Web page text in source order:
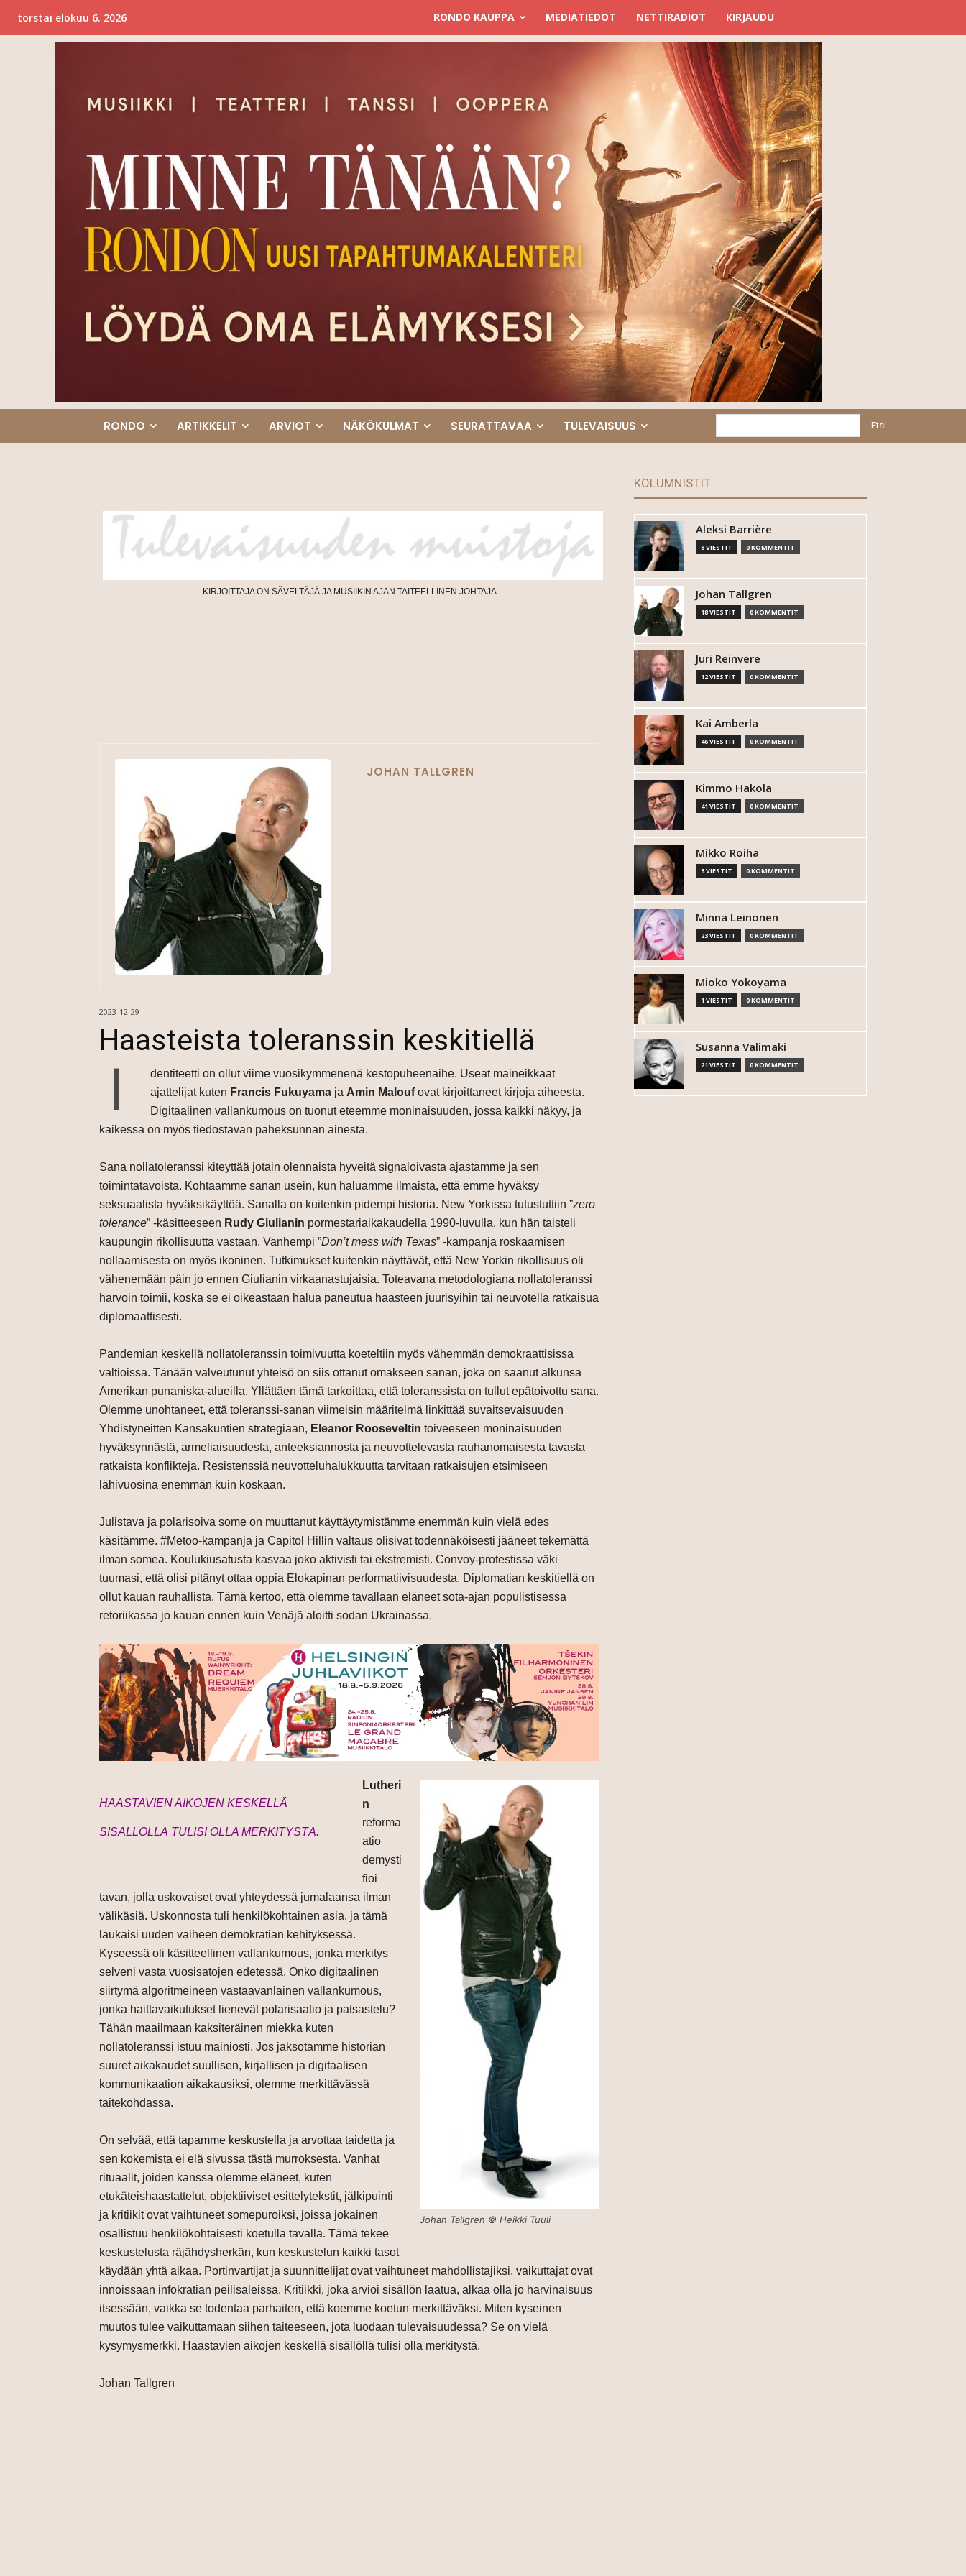
torstai elokuu 6. 2026 RONDO KAUPPA MEDIATIEDOT NETTIRADIOT KIRJAUDU
RONDO ARTIKKELIT ARVIOT NÄKÖKULMAT SEURATTAVAA TULEVAISUUS Etsi
KIRJOITTAJA ON SÄVELTÄJÄ JA MUSIIKIN AJAN TAITEELLINEN JOHTAJA
JOHAN TALLGREN
2023-12-29
Haasteista toleranssin keskitiellä
I
dentiteetti on ollut viime vuosikymmenenä kestopuheenaihe. Useat maineikkaat
ajattelijat kuten Francis Fukuyama ja Amin Maloufovat kirjoittaneet kirjoja aiheesta.
Digitaalinen vallankumous on tuonut eteemme moninaisuuden, jossa kaikki näkyy, ja
kaikessa on myös tiedostavan paheksunnan ainesta.
Sana nollatoleranssi kiteyttää jotain olennaista hyveitä signaloivasta ajastamme ja sen
toimintatavoista. Kohtaamme sanan usein, kun haluamme ilmaista, että emme hyväksy
seksuaalista hyväksikäyttöä. Sanalla on kuitenkin pidempi historia. New Yorkissa tutustuttiin ”zero
tolerance” -käsitteeseen Rudy Giulianin pormestariaikakaudella 1990-luvulla, kun hän taisteli
kaupungin rikollisuutta vastaan. Vanhempi ”Don’t mess with Texas” -kampanja roskaamisen
nollaamisesta on myös ikoninen. Tutkimukset kuitenkin näyttävät, että New Yorkin rikollisuus oli
vähenemään päin jo ennen Giulianin virkaanastujaisia. Toteavana metodologiana nollatoleranssi
harvoin toimii, koska se ei oikeastaan halua paneutua haasteen juurisyihin tai neuvotella ratkaisua
diplomaattisesti.
Pandemian keskellä nollatoleranssin toimivuutta koeteltiin myös vähemmän demokraattisissa
valtioissa. Tänään valveutunut yhteisö on siis ottanut omakseen sanan, joka on saanut alkunsa
Amerikan punaniska-alueilla. Yllättäen tämä tarkoittaa, että toleranssista on tullut epätoivottu sana.
Olemme unohtaneet, että toleranssi-sanan viimeisin määritelmä linkittää suvaitsevaisuuden
Yhdistyneitten Kansakuntien strategiaan, Eleanor Rooseveltin toiveeseen moninaisuuden
hyväksynnästä, armeliaisuudesta, anteeksiannosta ja neuvottelevasta rauhanomaisesta tavasta
ratkaista konflikteja. Resistenssiä neuvotteluhalukkuutta tarvitaan ratkaisujen etsimiseen
lähivuosina enemmän kuin koskaan.
Julistava ja polarisoiva some on muuttanut käyttäytymistämme enemmän kuin vielä edes
käsitämme. #Metoo-kampanja ja Capitol Hillin valtaus olisivat todennäköisesti jääneet tekemättä
ilman somea. Koulukiusatusta kasvaa joko aktivisti tai ekstremisti. Convoy-protestissa väki
tuumasi, että olisi pitänyt ottaa oppia Elokapinan performatiivisuudesta. Diplomatian keskitiellä on
ollut kauan rauhallista. Tämä kertoo, että olemme tavallaan eläneet sota-ajan populistisessa
retoriikassa jo kauan ennen kuin Venäjä aloitti sodan Ukrainassa.
HAASTAVIEN AIKOJEN KESKELLÄ
SISÄLLÖLLÄ TULISI OLLA MERKITYSTÄ.
Johan Tallgren © Heikki Tuuli
Lutheri
n
reforma
atio
demysti
fioi
tavan, jolla uskovaiset ovat yhteydessä jumalaansa ilman
välikäsiä. Uskonnosta tuli henkilökohtainen asia, ja tämä
laukaisi uuden vaiheen demokratian kehityksessä.
Kyseessä oli käsitteellinen vallankumous, jonka merkitys
selveni vasta vuosisatojen edetessä. Onko digitaalinen
siirtymä algoritmeineen vastaavanlainen vallankumous,
jonka haittavaikutukset lienevät polarisaatio ja patsastelu?
Tähän maailmaan kaksiteräinen miekka kuten
nollatoleranssi istuu mainiosti. Jos jaksotamme historian
suuret aikakaudet suullisen, kirjallisen ja digitaalisen
kommunikaation aikakausiksi, olemme merkittävässä
taitekohdassa.
On selvää, että tapamme keskustella ja arvottaa taidetta ja
sen kokemista ei elä sivussa tästä murroksesta. Vanhat
rituaalit, joiden kanssa olemme eläneet, kuten
etukäteishaastattelut, objektiiviset esittelytekstit, jälkipuinti
ja kritiikit ovat vaihtuneet somepuroiksi, joissa jokainen
osallistuu henkilökohtaisesti koetulla tavalla. Tämä tekee
keskustelusta räjähdysherkän, kun keskustelun kaikki tasot
käydään yhtä aikaa. Portinvartijat ja suunnittelijat ovat vaihtuneet mahdollistajiksi, vaikuttajat ovat
innoissaan infokratian peilisaleissa. Kritiikki, joka arvioi sisällön laatua, alkaa olla jo harvinaisuus
itsessään, vaikka se todentaa parhaiten, että koemme koetun merkittäväksi. Miten kyseinen
muutos tulee vaikuttamaan siihen taiteeseen, jota luodaan tulevaisuudessa? Se on vielä
kysymysmerkki. Haastavien aikojen keskellä sisällöllä tulisi olla merkitystä.
Johan Tallgren
KOLUMNISTIT
Aleksi Barrière
8 VIESTIT 0 KOMMENTIT
Johan Tallgren
18 VIESTIT 0 KOMMENTIT
Juri Reinvere
12 VIESTIT 0 KOMMENTIT
Kai Amberla
46 VIESTIT 0 KOMMENTIT
Kimmo Hakola
41 VIESTIT 0 KOMMENTIT
Mikko Roiha
3 VIESTIT 0 KOMMENTIT
Minna Leinonen
23 VIESTIT 0 KOMMENTIT
Mioko Yokoyama
1 VIESTIT 0 KOMMENTIT
Susanna Valimaki
21 VIESTIT 0 KOMMENTIT